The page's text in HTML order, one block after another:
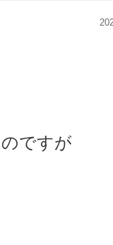
ですが